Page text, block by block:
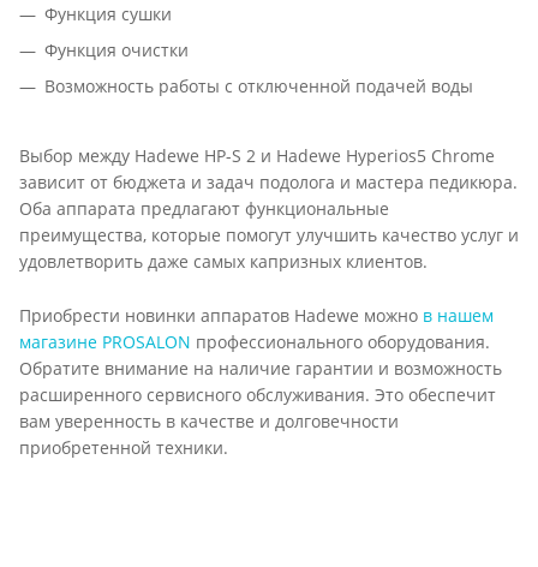
Функция сушки
Функция очистки
Возможность работы с отключенной подачей воды
Выбор между Hadewe HP-S 2 и Hadewe Hyperios5 Chrome
зависит от бюджета и задач подолога и мастера педикюра.
Оба аппарата предлагают функциональные
преимущества, которые помогут улучшить качество услуг и
удовлетворить даже самых капризных клиентов.
Приобрести новинки аппаратов Hadewe можно в нашем
магазине PROSALON профессионального оборудования.
Обратите внимание на наличие гарантии и возможность
расширенного сервисного обслуживания. Это обеспечит
вам уверенность в качестве и долговечности
приобретенной техники.